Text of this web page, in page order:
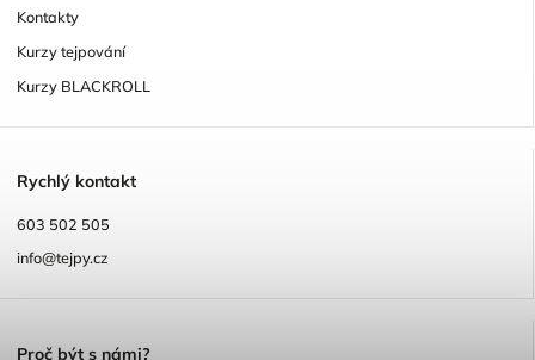
Kontakty
Kurzy tejpování
Kurzy BLACKROLL
Rychlý kontakt
603 502 505
info@tejpy.cz
Proč být s námi?